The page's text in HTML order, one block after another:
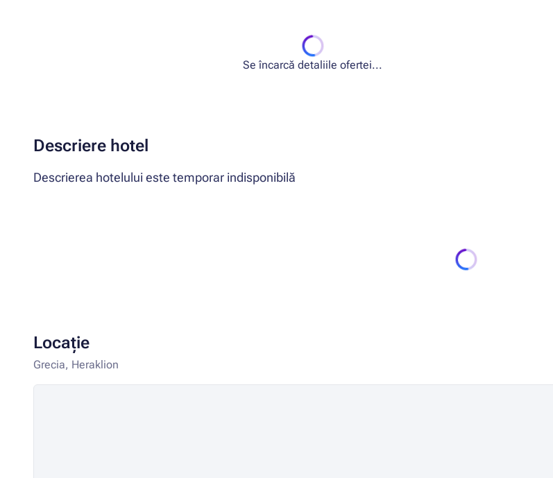
Se încarcă detaliile ofertei...
Descriere hotel
Descrierea hotelului este temporar indisponibilă
Locație
Grecia, Heraklion